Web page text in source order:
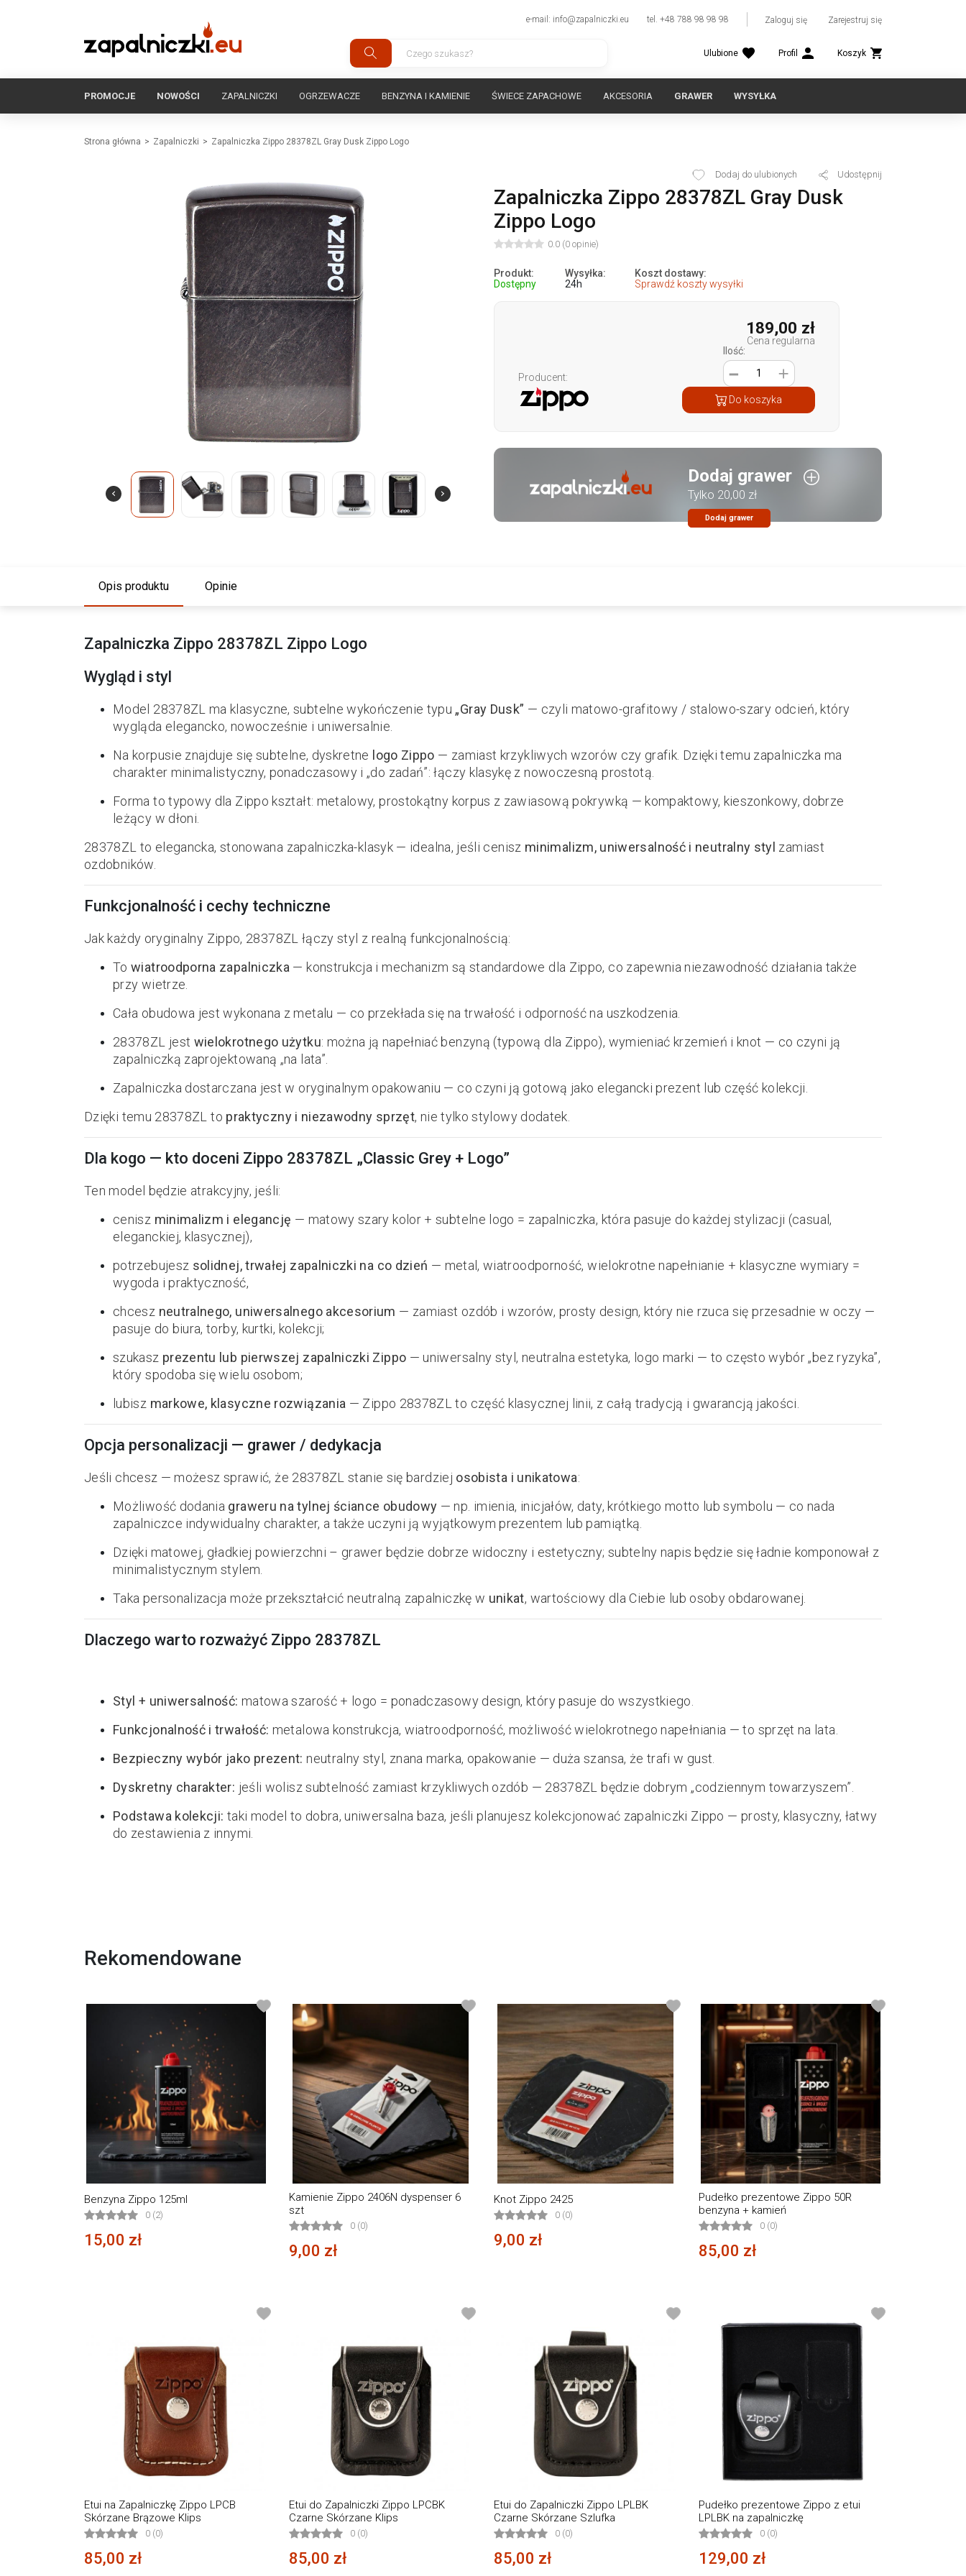
e-mail: info@zapalniczki.eu tel. +48 788 98 98 98 Zaloguj się Zarejestruj się
Ulubione Profil Koszyk
PROMOCJE NOWOŚCI ZAPALNICZKI OGRZEWACZE BENZYNA I KAMIENIE ŚWIECE ZAPACHOWE AKCESORIA GRAWER WYSYŁKA
Strona główna Zapalniczki Zapalniczka Zippo 28378ZL Gray Dusk Zippo Logo
Dodaj do ulubionych Udostępnij
Zapalniczka Zippo 28378ZL Gray Dusk
Zippo Logo
0.0 (0 opinie)
Produkt:
Dostępny
Wysyłka:
24h
Koszt dostawy:
Sprawdź koszty wysyłki
Producent:
189,00 zł
Cena regularna
Ilość:
1
Do koszyka
Dodaj grawer
Tylko 20,00 zł
Dodaj grawer
Opis produktu Opinie
Zapalniczka Zippo 28378ZL Zippo Logo
Wygląd i styl
Model 28378ZL ma klasyczne, subtelne wykończenie typu „Gray Dusk” — czyli matowo-grafitowy / stalowo-szary odcień, który
wygląda elegancko, nowocześnie i uniwersalnie.
Na korpusie znajduje się subtelne, dyskretne logo Zippo — zamiast krzykliwych wzorów czy grafik. Dzięki temu zapalniczka ma
charakter minimalistyczny, ponadczasowy i „do zadań”: łączy klasykę z nowoczesną prostotą.
Forma to typowy dla Zippo kształt: metalowy, prostokątny korpus z zawiasową pokrywką — kompaktowy, kieszonkowy, dobrze
leżący w dłoni.
28378ZL to elegancka, stonowana zapalniczka-klasyk — idealna, jeśli cenisz minimalizm, uniwersalność i neutralny styl zamiast
ozdobników.
Funkcjonalność i cechy techniczne
Jak każdy oryginalny Zippo, 28378ZL łączy styl z realną funkcjonalnością:
Towiatroodporna zapalniczka — konstrukcja i mechanizm są standardowe dla Zippo, co zapewnia niezawodność działania także
przy wietrze.
Cała obudowa jest wykonana z metalu — co przekłada się na trwałość i odporność na uszkodzenia.
28378ZL jest wielokrotnego użytku: można ją napełniać benzyną (typową dla Zippo), wymieniać krzemień i knot — co czyni ją
zapalniczką zaprojektowaną „na lata”.
Zapalniczka dostarczana jest w oryginalnym opakowaniu — co czyni ją gotową jako elegancki prezent lub część kolekcji.
Dzięki temu 28378ZL to praktyczny i niezawodny sprzęt, nie tylko stylowy dodatek.
Dla kogo — kto doceni Zippo 28378ZL „Classic Grey + Logo”
Ten model będzie atrakcyjny, jeśli:
cenisz minimalizm i elegancję — matowy szary kolor + subtelne logo = zapalniczka, która pasuje do każdej stylizacji (casual,
eleganckiej, klasycznej),
potrzebujesz solidnej, trwałej zapalniczki na co dzień — metal, wiatroodporność, wielokrotne napełnianie + klasyczne wymiary =
wygoda i praktyczność,
chcesz neutralnego, uniwersalnego akcesorium — zamiast ozdób i wzorów, prosty design, który nie rzuca się przesadnie w oczy —
pasuje do biura, torby, kurtki, kolekcji;
szukasz prezentu lub pierwszej zapalniczki Zippo — uniwersalny styl, neutralna estetyka, logo marki — to często wybór „bez ryzyka”,
który spodoba się wielu osobom;
lubisz markowe, klasyczne rozwiązania — Zippo 28378ZL to część klasycznej linii, z całą tradycją i gwarancją jakości.
Opcja personalizacji — grawer / dedykacja
Jeśli chcesz — możesz sprawić, że 28378ZL stanie się bardziej osobista i unikatowa:
Możliwość dodania graweru na tylnej ściance obudowy — np. imienia, inicjałów, daty, krótkiego motto lub symbolu — co nada
zapalniczce indywidualny charakter, a także uczyni ją wyjątkowym prezentem lub pamiątką.
Dzięki matowej, gładkiej powierzchni – grawer będzie dobrze widoczny i estetyczny; subtelny napis będzie się ładnie komponował z
minimalistycznym stylem.
Taka personalizacja może przekształcić neutralną zapalniczkę w unikat, wartościowy dla Ciebie lub osoby obdarowanej.
Dlaczego warto rozważyć Zippo 28378ZL
Styl + uniwersalność: matowa szarość + logo = ponadczasowy design, który pasuje do wszystkiego.
Funkcjonalność i trwałość: metalowa konstrukcja, wiatroodporność, możliwość wielokrotnego napełniania — to sprzęt na lata.
Bezpieczny wybór jako prezent: neutralny styl, znana marka, opakowanie — duża szansa, że trafi w gust.
Dyskretny charakter: jeśli wolisz subtelność zamiast krzykliwych ozdób — 28378ZL będzie dobrym „codziennym towarzyszem”.
Podstawa kolekcji: taki model to dobra, uniwersalna baza, jeśli planujesz kolekcjonować zapalniczki Zippo — prosty, klasyczny, łatwy
do zestawienia z innymi.
Rekomendowane
Benzyna Zippo 125ml
0 (2)
15,00 zł
Kamienie Zippo 2406N dyspenser 6
szt
0 (0)
9,00 zł
Knot Zippo 2425
0 (0)
9,00 zł
Pudełko prezentowe Zippo 50R
benzyna + kamień
0 (0)
85,00 zł
Etui na Zapalniczkę Zippo LPCB
Skórzane Brązowe Klips
0 (0)
85,00 zł
Etui do Zapalniczki Zippo LPCBK
Czarne Skórzane Klips
0 (0)
85,00 zł
Etui do Zapalniczki Zippo LPLBK
Czarne Skórzane Szlufka
0 (0)
85,00 zł
Pudełko prezentowe Zippo z etui
LPLBK na zapalniczkę
0 (0)
129,00 zł